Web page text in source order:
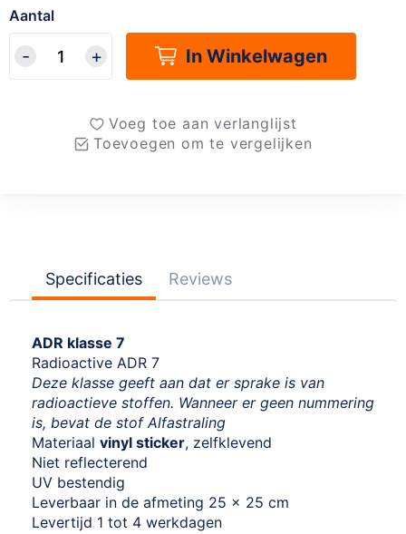
Aantal
In Winkelwagen
Voeg toe aan verlanglijst
Toevoegen om te vergelijken
Specificaties Reviews
ADR klasse 7
Radioactive ADR 7
Deze klasse geeft aan dat er sprake is van
radioactieve stoffen. Wanneer er geen nummering
is, bevat de stof Alfastraling
Materiaal vinyl sticker, zelfklevend
Niet reflecterend
UV bestendig
Leverbaar in de afmeting 25 x 25 cm
Levertijd 1 tot 4 werkdagen